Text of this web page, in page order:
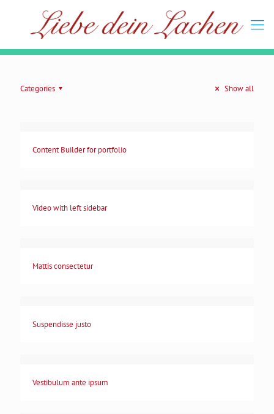
Categories Show all
Content Builder for portfolio
Video with left sidebar
Mattis consectetur
Suspendisse justo
Vestibulum ante ipsum